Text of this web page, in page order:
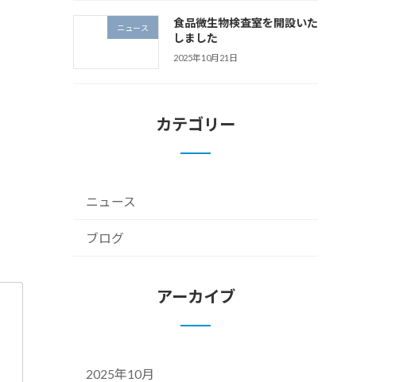
ニュース
食品微生物検査室を開設いた
しました
2025年10月21日
カテゴリー
ニュース
ブログ
アーカイブ
2025年10月